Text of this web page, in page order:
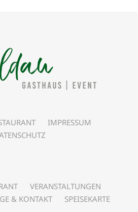
IMPRESSUM
VERANSTALTUNGEN
& KONTAKT SPEISEKARTE